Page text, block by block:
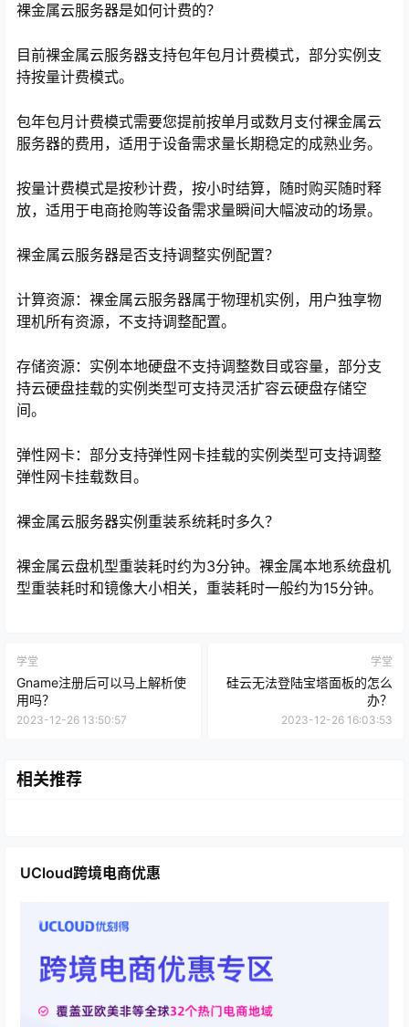
裸金属云服务器是如何计费的？
目前裸金属云服务器支持包年包月计费模式，部分实例支
持按量计费模式。
包年包月计费模式需要您提前按单月或数月支付裸金属云
服务器的费用，适用于设备需求量长期稳定的成熟业务。
按量计费模式是按秒计费，按小时结算，随时购买随时释
放，适用于电商抢购等设备需求量瞬间大幅波动的场景。
裸金属云服务器是否支持调整实例配置？
计算资源：裸金属云服务器属于物理机实例，用户独享物
理机所有资源，不支持调整配置。
存储资源：实例本地硬盘不支持调整数目或容量，部分支
持云硬盘挂载的实例类型可支持灵活扩容云硬盘存储空
间。
弹性网卡：部分支持弹性网卡挂载的实例类型可支持调整
弹性网卡挂载数目。
裸金属云服务器实例重装系统耗时多久？
裸金属云盘机型重装耗时约为3分钟。裸金属本地系统盘机
型重装耗时和镜像大小相关，重装耗时一般约为15分钟。
学堂
Gname注册后可以马上解析使
用吗？
2023-12-26 13:50:57
学堂
硅云无法登陆宝塔面板的怎么
办？
2023-12-26 16:03:53
相关推荐
UCloud跨境电商优惠